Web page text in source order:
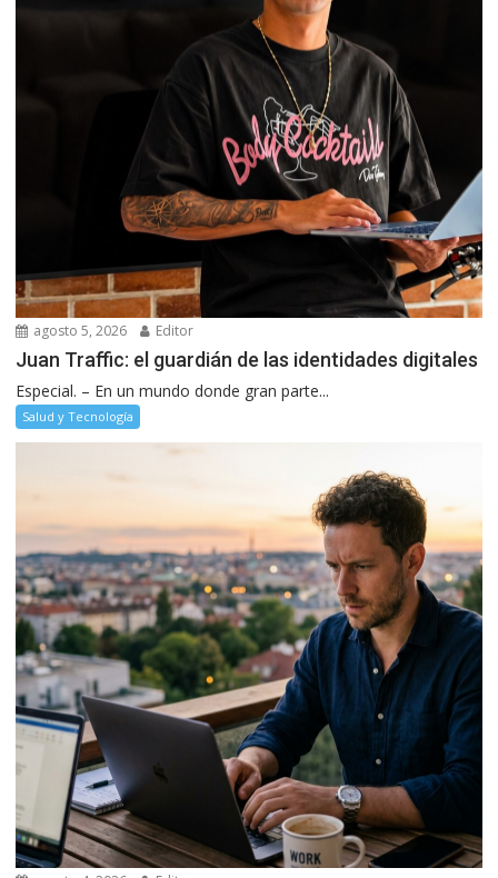
agosto 5, 2026 Editor
Juan Traffic: el guardián de las identidades digitales
Especial. – En un mundo donde gran parte...
Salud y Tecnología